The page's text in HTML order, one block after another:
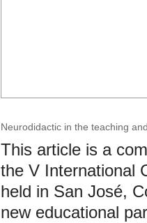
Neurodidactic in the teaching
This article is a
the V International
held in San José,
new educational